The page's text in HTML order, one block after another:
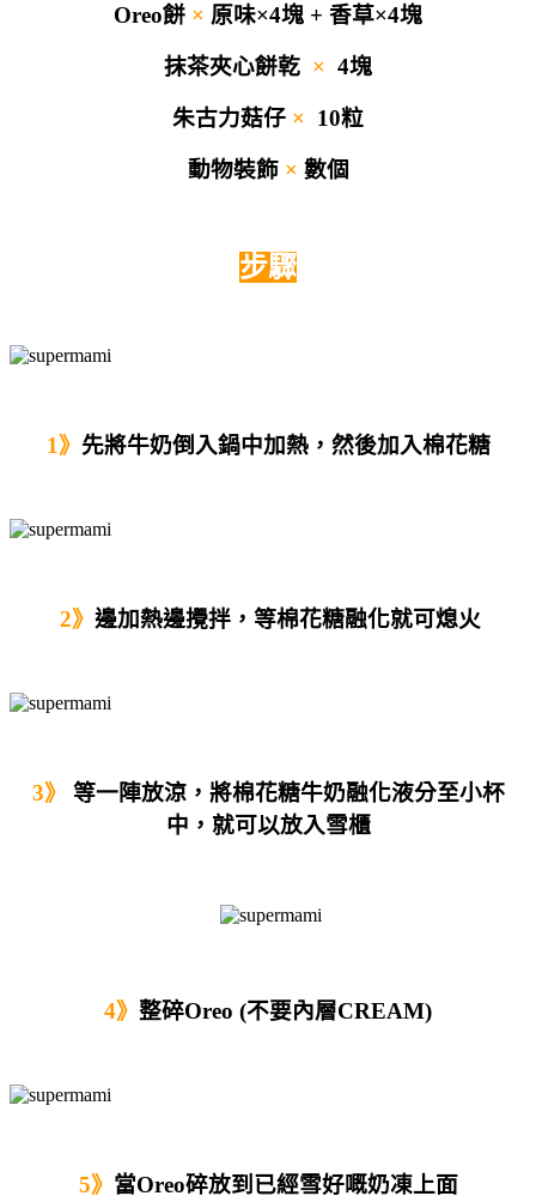
Oreo餅 × 原味×4塊 + 香草×4塊
抹茶夾心餅乾 × 4塊
朱古力菇仔 × 10粒
動物裝飾 × 數個
步驟
1》 先將牛奶倒入鍋中加熱，然後加入棉花糖
2》 邊加熱邊攪拌，等棉花糖融化就可熄火
3》
等一陣放涼，將棉花糖牛奶融化液分至小杯
中，就可以放入雪櫃
4》 整碎Oreo (不要內層CREAM)
5》 當Oreo碎放到已經雪好嘅奶凍上面